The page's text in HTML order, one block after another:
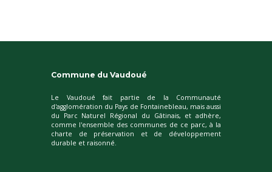
Commune du Vaudoué
Le Vaudoué fait partie de la Communauté
d'agglomération du Pays de Fontainebleau, mais aussi
du Parc Naturel Régional du Gâtinais, et adhère,
comme l'ensemble des communes de ce parc, à la
charte de préservation et de développement
durable et raisonné.